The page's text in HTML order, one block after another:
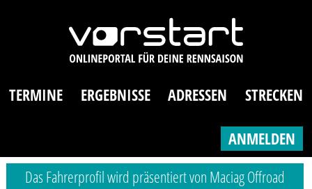
TERMINE ERGEBNISSE ADRESSEN STRECKEN
ANMELDEN
Das Fahrerprofil wird präsentiert von Maciag Offroad